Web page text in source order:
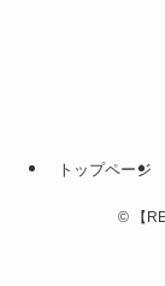
トップページ
© 【